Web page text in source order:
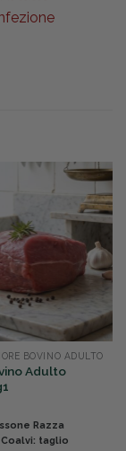
BOVINO ADULTO
Adulto
Razza
taglio